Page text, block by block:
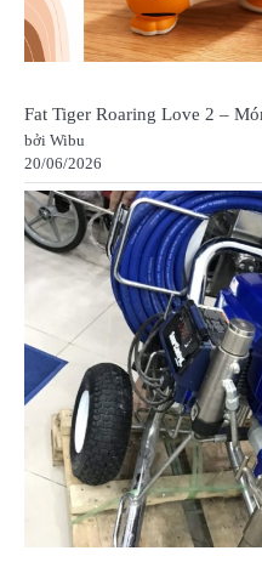
Fat Tiger Roaring Love 2 –
bởi Wibu
20/06/2026